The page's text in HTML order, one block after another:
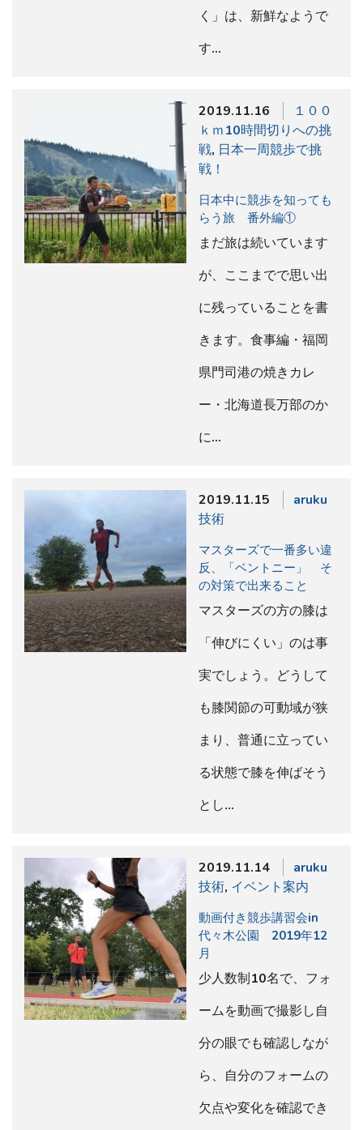
く」は、新鮮なようで
す…
2019.11.16
１００
ｋｍ10時間切りへの挑
戦, 日本一周競歩で挑
戦！
日本中に競歩を知っても
らう旅 番外編①
まだ旅は続いています
が、ここまでで思い出
に残っていることを書
きます。食事編・福岡
県門司港の焼きカレ
ー・北海道長万部のか
に…
2019.11.15
aruku
技術
マスターズで一番多い違
反、「ベントニー」 そ
の対策で出来ること
マスターズの方の膝は
「伸びにくい」のは事
実でしょう。どうして
も膝関節の可動域が狭
まり、普通に立ってい
る状態で膝を伸ばそう
とし…
2019.11.14
aruku
技術, イベント案内
動画付き競歩講習会in
代々木公園 2019年12
月
少人数制10名で、フォ
ームを動画で撮影し自
分の眼でも確認しなが
ら、自分のフォームの
欠点や変化を確認でき